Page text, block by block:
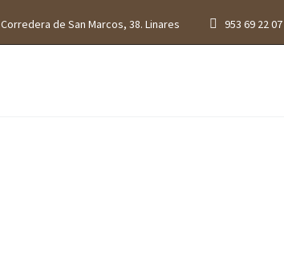
Corredera de San Marcos, 38. Linares 953 69 22 07